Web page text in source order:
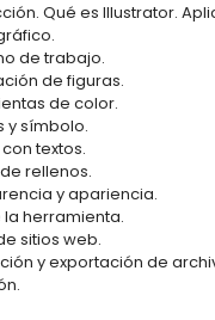
Qué es Illustrator.
de trabajo.
de figuras.
de color.
y símbolo.
textos.
rellenos.
y apariencia.
la herramienta.
sitios web.
y exportación de